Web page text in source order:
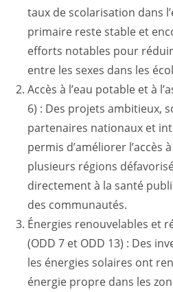
taux de scolarisation dans
primaire reste stable et
efforts notables pour
entre les sexes dans les
Accès à l’eau potable et à
6) : Des projets ambitieux,
partenaires nationaux et
permis d’améliorer l’accès
plusieurs régions
directement à la santé
des communautés.
Énergies renouvelables et
(ODD 7 et ODD 13) : Des
les énergies solaires ont
énergie propre dans les